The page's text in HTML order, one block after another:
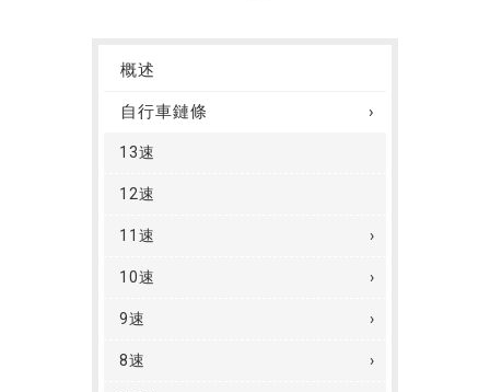
概述
自行車鏈條
13速
12速
11速
10速
9速
8速